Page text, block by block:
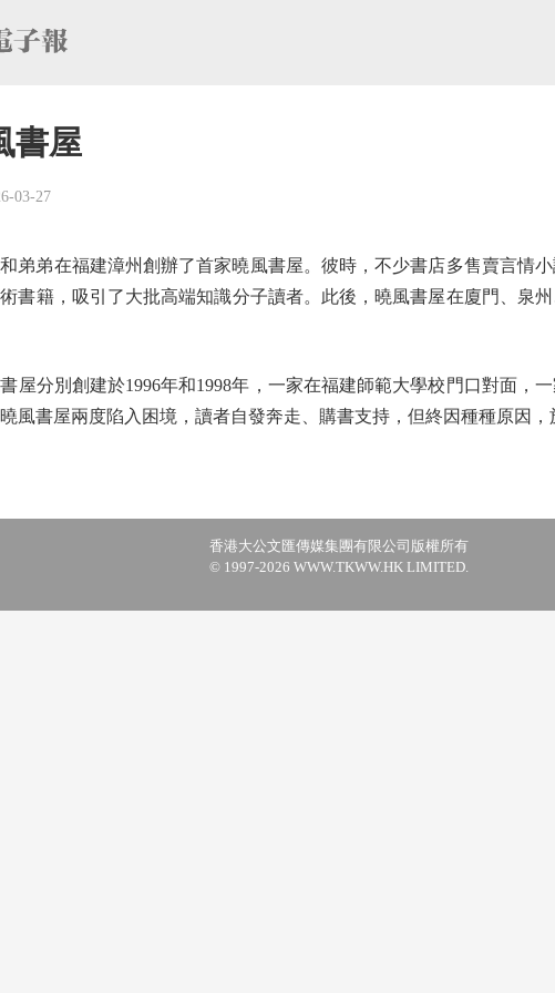
書屋
03-27
弟在福建漳州創辦了首家曉風書屋。彼時，不少書店多售賣言情小
書籍，吸引了大批高端知識分子讀者。此後，曉風書屋在廈門、泉
別創建於1996年和1998年，一家在福建師範大學校門口對面，一
風書屋兩度陷入困境，讀者自發奔走、購書支持，但終因種種原因，
香港大公文匯傳媒集團有限公司版權所有
© 1997-2026 WWW.TKWW.HK LIMITED.